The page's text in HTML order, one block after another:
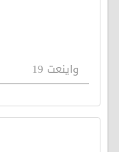
واينعت 19